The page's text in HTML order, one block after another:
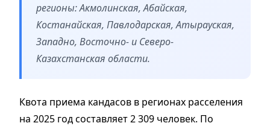
регионы: Акмолинская, Абайская,
Костанайская, Павлодарская, Атырауская,
Западно, Восточно- и Северо-
Казахстанская области.
Квота приема кандасов в регионах расселения
на 2025 год составляет 2 309 человек. По